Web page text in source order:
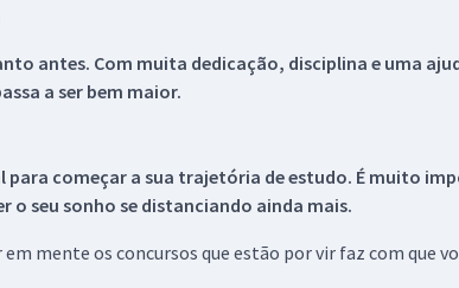
antes. Com muita dedicação, disciplina e uma
a ser bem maior.
para começar a sua trajetória de estudo. É muito
o seu sonho se distanciando ainda mais.
mente os concursos que estão por vir faz com que